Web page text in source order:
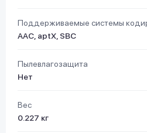
Поддерживаемые системы
AAC, aptX, SBC
Пылевлагозащита
Нет
Вес
0.227 кг